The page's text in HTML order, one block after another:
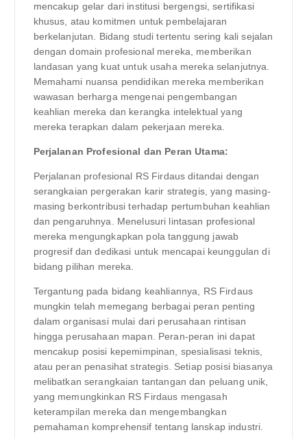
mencakup gelar dari institusi bergengsi, sertifikasi
khusus, atau komitmen untuk pembelajaran
berkelanjutan. Bidang studi tertentu sering kali sejalan
dengan domain profesional mereka, memberikan
landasan yang kuat untuk usaha mereka selanjutnya.
Memahami nuansa pendidikan mereka memberikan
wawasan berharga mengenai pengembangan
keahlian mereka dan kerangka intelektual yang
mereka terapkan dalam pekerjaan mereka.
Perjalanan Profesional dan Peran Utama:
Perjalanan profesional RS Firdaus ditandai dengan
serangkaian pergerakan karir strategis, yang masing-
masing berkontribusi terhadap pertumbuhan keahlian
dan pengaruhnya. Menelusuri lintasan profesional
mereka mengungkapkan pola tanggung jawab
progresif dan dedikasi untuk mencapai keunggulan di
bidang pilihan mereka.
Tergantung pada bidang keahliannya, RS Firdaus
mungkin telah memegang berbagai peran penting
dalam organisasi mulai dari perusahaan rintisan
hingga perusahaan mapan. Peran-peran ini dapat
mencakup posisi kepemimpinan, spesialisasi teknis,
atau peran penasihat strategis. Setiap posisi biasanya
melibatkan serangkaian tantangan dan peluang unik,
yang memungkinkan RS Firdaus mengasah
keterampilan mereka dan mengembangkan
pemahaman komprehensif tentang lanskap industri.